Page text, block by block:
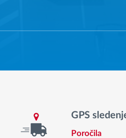
GPS
Poročila